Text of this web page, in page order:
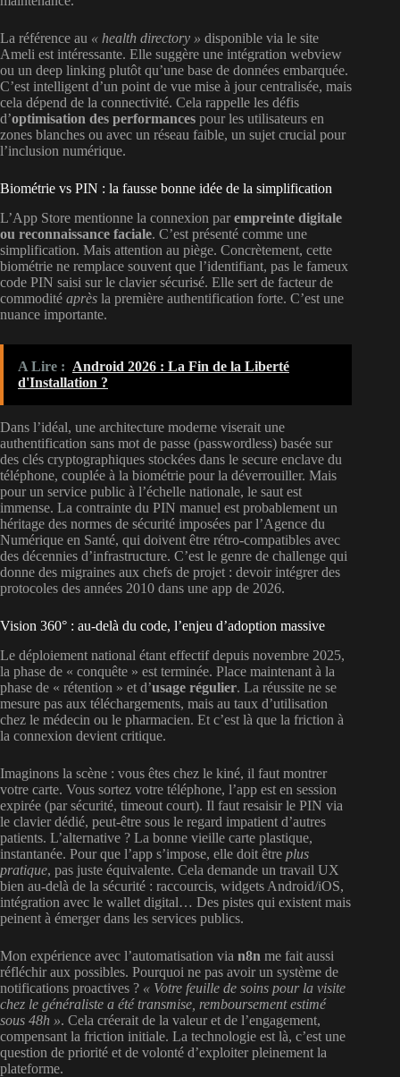
La référence au « health directory » disponible via le site
Ameli est intéressante. Elle suggère une intégration webview
ou un deep linking plutôt qu’une base de données embarquée.
C’est intelligent d’un point de vue mise à jour centralisée, mais
cela dépend de la connectivité. Cela rappelle les défis
d’optimisation des performances pour les utilisateurs en
zones blanches ou avec un réseau faible, un sujet crucial pour
l’inclusion numérique.
Biométrie vs PIN : la fausse bonne idée de la simplification
L’App Store mentionne la connexion parempreinte digitale
ou reconnaissance faciale. C’est présenté comme une
simplification. Mais attention au piège. Concrètement, cette
biométrie ne remplace souvent que l’identifiant, pas le fameux
code PIN saisi sur le clavier sécurisé. Elle sert de facteur de
commodité après la première authentification forte. C’est une
nuance importante.
A Lire : Android 2026 : La Fin de la Liberté
d'Installation ?
Dans l’idéal, une architecture moderne viserait une
authentification sans mot de passe (passwordless) basée sur
des clés cryptographiques stockées dans le secure enclave du
téléphone, couplée à la biométrie pour la déverrouiller. Mais
pour un service public à l’échelle nationale, le saut est
immense. La contrainte du PIN manuel est probablement un
héritage des normes de sécurité imposées par l’Agence du
Numérique en Santé, qui doivent être rétro-compatibles avec
des décennies d’infrastructure. C’est le genre de challenge qui
donne des migraines aux chefs de projet : devoir intégrer des
protocoles des années 2010 dans une app de 2026.
Vision 360° : au-delà du code, l’enjeu d’adoption massive
Le déploiement national étant effectif depuis novembre 2025,
la phase de « conquête » est terminée. Place maintenant à la
phase de « rétention » et d’usage régulier. La réussite ne se
mesure pas aux téléchargements, mais au taux d’utilisation
chez le médecin ou le pharmacien. Et c’est là que la friction à
la connexion devient critique.
Imaginons la scène : vous êtes chez le kiné, il faut montrer
votre carte. Vous sortez votre téléphone, l’app est en session
expirée (par sécurité, timeout court). Il faut resaisir le PIN via
le clavier dédié, peut-être sous le regard impatient d’autres
patients. L’alternative ? La bonne vieille carte plastique,
instantanée. Pour que l’app s’impose, elle doit être plus
pratique, pas juste équivalente. Cela demande un travail UX
bien au-delà de la sécurité : raccourcis, widgets Android/iOS,
intégration avec le wallet digital… Des pistes qui existent mais
peinent à émerger dans les services publics.
Mon expérience avec l’automatisation via n8n me fait aussi
réfléchir aux possibles. Pourquoi ne pas avoir un système de
notifications proactives ? « Votre feuille de soins pour la visite
chez le généraliste a été transmise, remboursement estimé
sous 48h ». Cela créerait de la valeur et de l’engagement,
compensant la friction initiale. La technologie est là, c’est une
question de priorité et de volonté d’exploiter pleinement la
plateforme.